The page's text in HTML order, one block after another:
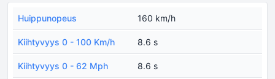
Huippunopeus 160 km/h
Kiihtyvyys 0 - 100 Km/h 8.6 s
Kiihtyvyys 0 - 62 Mph 8.6 s